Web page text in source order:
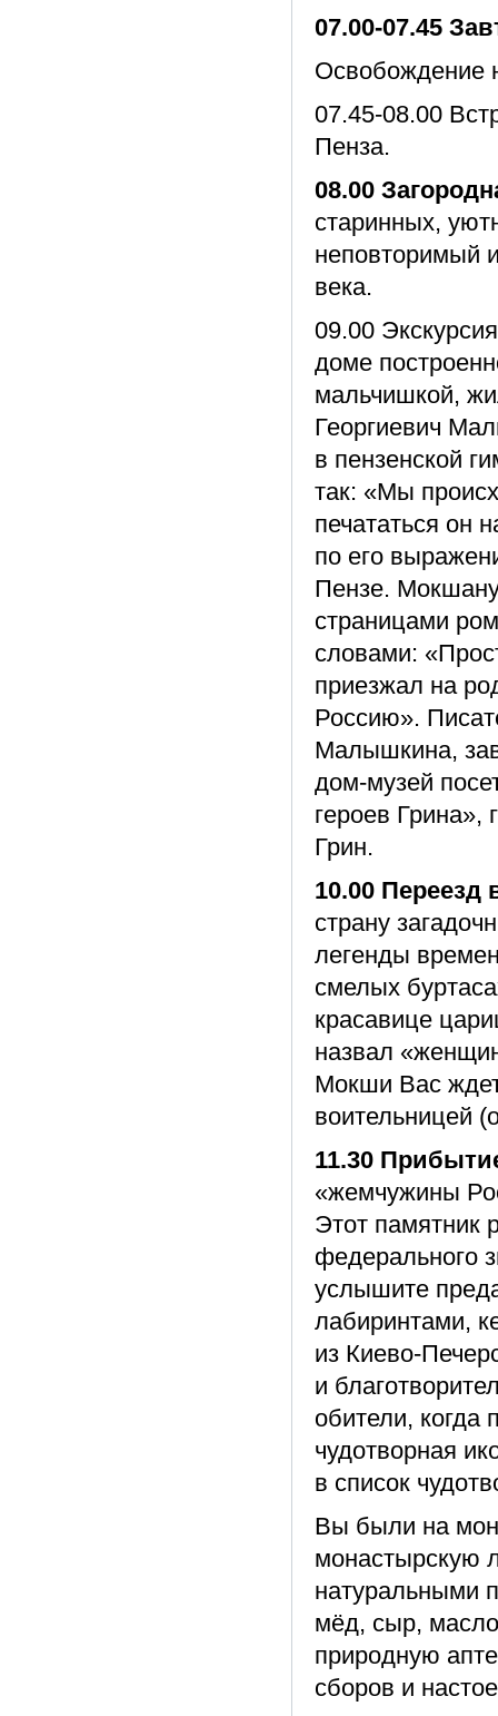
07.00-07.45
Освобождение
07.45-08.00
Пенза.
08.00
старинных,
неповторимый
века.
09.00
доме
мальчишкой,
Георгиевич
в пензенской
так: «Мы
печататься он
по его
Пензе.
страницами
словами:
приезжал на
Россию».
Малышкина,
дом-музей
героев
Грин.
10.00 Переезд
страну
легенды
смелых
красавице
назвал
Мокши Вас
воительницей
11.30
«жемчужины
Этот памятник
федерального
услышите
лабиринтами,
из Киево-
и
обители, когда
чудотворная
в список
Вы были на
монастырскую
натуральными
мёд, сыр,
природную
сборов и